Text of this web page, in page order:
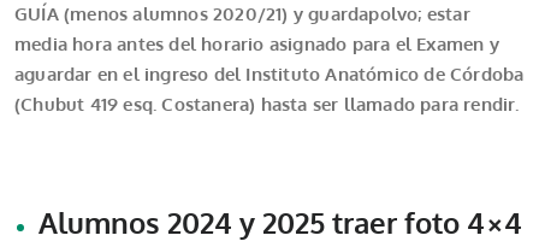
GUÍA (menos alumnos 2020/21) y guardapolvo; estar
media hora antes del horario asignado para el Examen y
aguardar en el ingreso del Instituto Anatómico de Córdoba
(Chubut 419 esq. Costanera) hasta ser llamado para rendir.
Alumnos 2024 y 2025 traer foto 4×4